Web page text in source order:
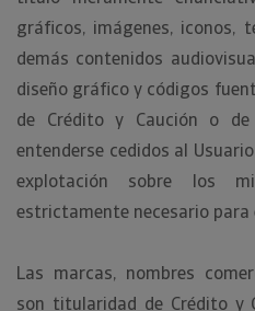
gráficos, imágenes, iconos,
demás contenidos
diseño gráfico y códigos
de Crédito y Caución o
entenderse cedidos al
explotación sobre los
estrictamente necesario para
Las marcas, nombres
son titularidad de Crédito y